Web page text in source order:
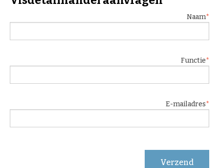
Naam
Functie
E-mailadres
Verzend